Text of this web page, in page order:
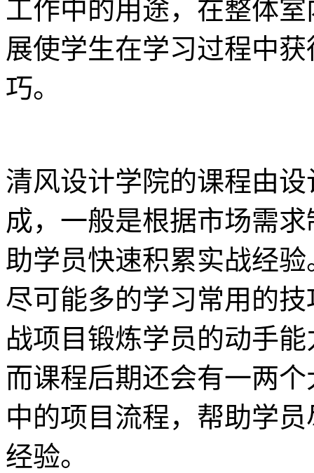
工作中的用途，在整体
展使学生在学习过程中
巧。
清风设计学院的课程由
成，一般是根据市场需
助学员快速积累实战经
尽可能多的学习常用的
战项目锻炼学员的动手
而课程后期还会有一两
中的项目流程，帮助学
经验。